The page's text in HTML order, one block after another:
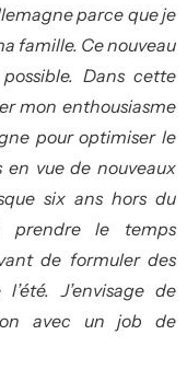
parce que je
famille. Ce nouveau
Dans cette
mon enthousiasme
pour optimiser le
vue de nouveaux
six ans hors du
prendre le temps
de formuler des
J’envisage de
avec un job de